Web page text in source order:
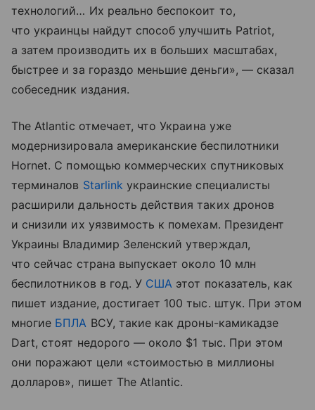
технологий… Их реально беспокоит то,
что украинцы найдут способ улучшить Patriot,
а затем производить их в больших масштабах,
быстрее и за гораздо меньшие деньги», — сказал
собеседник издания.
The Atlantic отмечает, что Украина уже
модернизировала американские беспилотники
Hornet. С помощью коммерческих спутниковых
терминалов Starlink украинские специалисты
расширили дальность действия таких дронов
и снизили их уязвимость к помехам. Президент
Украины Владимир Зеленский утверждал,
что сейчас страна выпускает около 10 млн
беспилотников в год. У США этот показатель, как
пишет издание, достигает 100 тыс. штук. При этом
многие БПЛА ВСУ, такие как дроны-камикадзе
Dart, стоят недорого — около $1 тыс. При этом
они поражают цели «стоимостью в миллионы
долларов», пишет The Atlantic.